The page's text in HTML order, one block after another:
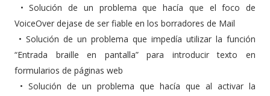
• Solución de un problema que hacía que el foco de
VoiceOver dejase de ser fiable en los borradores de Mail
• Solución de un problema que impedía utilizar la función
“Entrada braille en pantalla” para introducir texto en
formularios de páginas web
• Solución de un problema que hacía que al activar la